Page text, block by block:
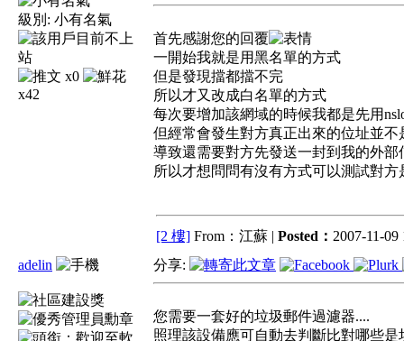
級別: 小有名氣
x0
x42
首先感謝您的回覆
一開始我就是用黑名單的方式
但是發現擋都擋不完
所以才又改成白名單的方式
每次要增加該網域的時候我都是先用
但經常會發生對方真正出來的位址並不
導致還需要對方先發送一封到我的外
所以才想問問有沒有方式可以測試對
[2 樓] From：江蘇 | Posted： 2007-11-09
adelin
分享:
您需要一套好的垃圾郵件過濾器....
照理該設備應可自動去判斷比對哪些